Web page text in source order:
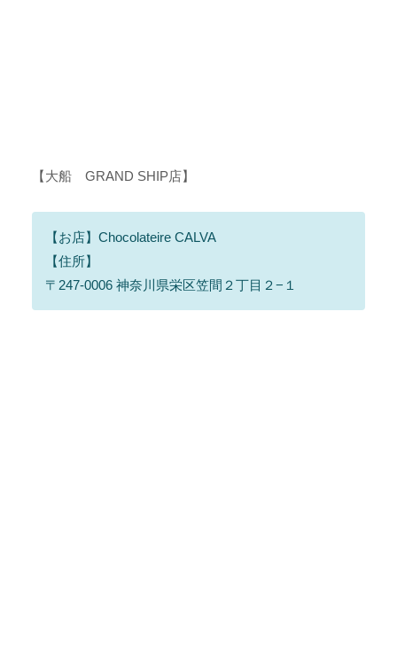
【大船 GRAND SHIP店】
【お店】Chocolateire CALVA
【住所】
〒247-0006 神奈川県栄区笠間２丁目２−１